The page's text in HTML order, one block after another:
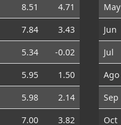
8.51
4.71
7.84
3.43
5.34
-0.02
5.95
1.50
5.98
2.14
7.00 3.82
May
Jun
Jul
Ago
Sep
Oct